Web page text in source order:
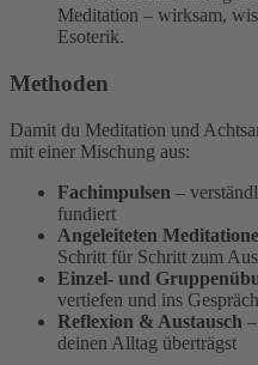
Meditation – wirksam,
Esoterik.
Methoden
Damit du Meditation und
mit einer Mischung aus:
Fachimpulsen –
fundiert
Angeleiteten
Schritt für Schritt zum
Einzel- und
vertiefen und ins
Reflexion & Austausch
deinen Alltag überträgst